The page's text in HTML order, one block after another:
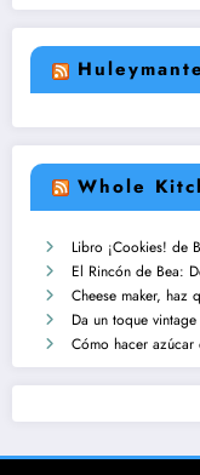
Whole
Libro ¡Cookies! de
El Rincón de Bea:
Cheese maker, haz
Da un toque
Cómo hacer